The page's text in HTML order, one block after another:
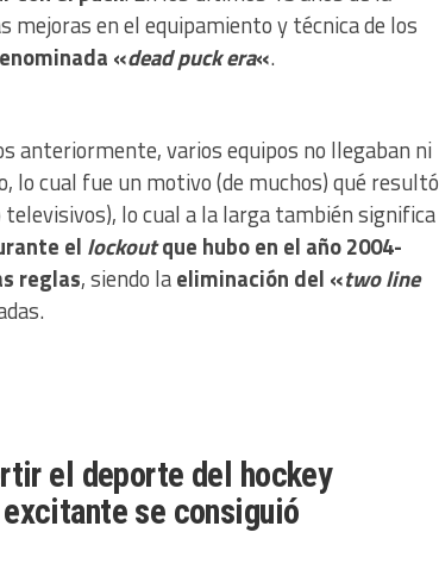
mejoras en el equipamiento y técnica de los
«dead puck era«.
anteriormente, varios equipos no llegaban ni
lo cual fue un motivo (de muchos) qué resultó
lo cual a la larga también significa
el lockoutque hubo en el año 2004-
reglas, siendo laeliminación del «two line
el deporte del hockey
se consiguió